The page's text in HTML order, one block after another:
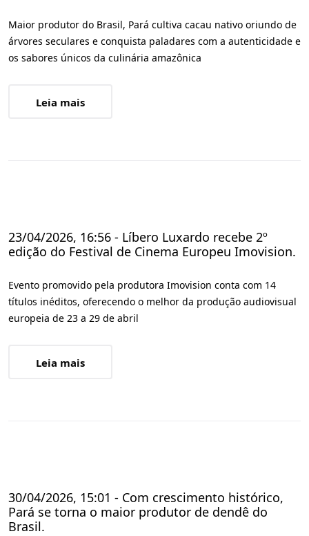
Maior produtor do Brasil, Pará cultiva cacau nativo oriundo de
árvores seculares e conquista paladares com a autenticidade e
os sabores únicos da culinária amazônica
Leia mais
23/04/2026, 16:56 - Líbero Luxardo recebe 2º
edição do Festival de Cinema Europeu Imovision.
Evento promovido pela produtora Imovision conta com 14
títulos inéditos, oferecendo o melhor da produção audiovisual
europeia de 23 a 29 de abril
Leia mais
30/04/2026, 15:01 - Com crescimento histórico,
Pará se torna o maior produtor de dendê do
Brasil.